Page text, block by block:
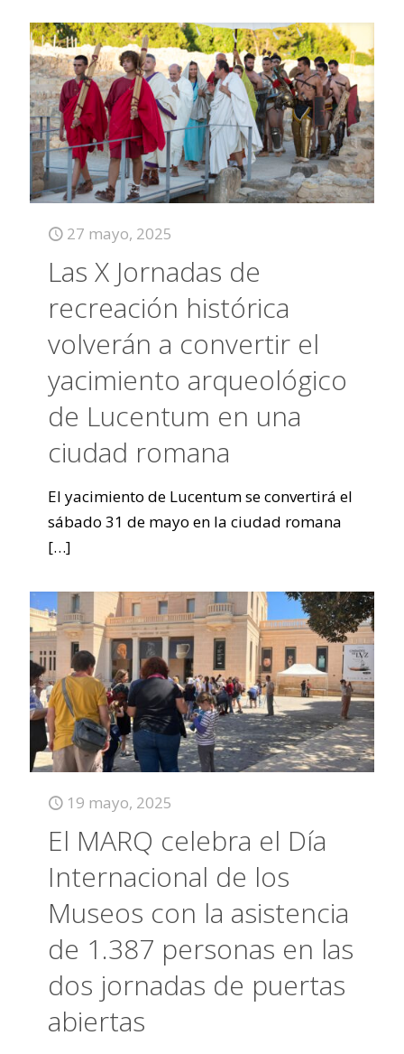
27 mayo, 2025
Las X Jornadas de
recreación histórica
volverán a convertir el
yacimiento arqueológico
de Lucentum en una
ciudad romana
El yacimiento de Lucentum se convertirá el
sábado 31 de mayo en la ciudad romana
[…]
19 mayo, 2025
El MARQ celebra el Día
Internacional de los
Museos con la asistencia
de 1.387 personas en las
dos jornadas de puertas
abiertas